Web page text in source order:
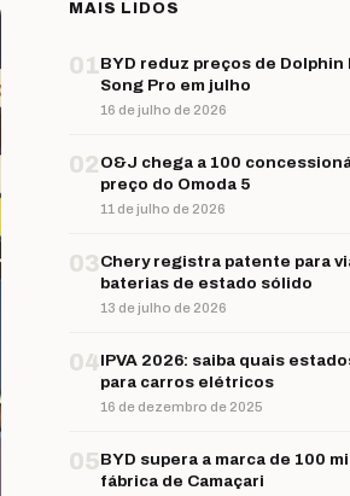
MAIS LIDOS
01BYD reduz preços de Dolphin
Song Pro em julho
16 de julho de 2026
02 O&J chega a 100
preço do Omoda 5
11 de julho de 2026
03Chery registra patente para
baterias de estado sólido
13 de julho de 2026
04IPVA 2026: saiba quais
para carros elétricos
16 de dezembro de 2025
05BYD supera a marca de 100
fábrica de Camaçari